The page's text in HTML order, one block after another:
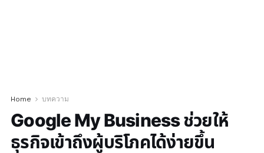
Home บทความ
Google My Business ช่วยให้
ธุรกิจเข้าถึงผู้บริโภคได้ง่ายขึ้น